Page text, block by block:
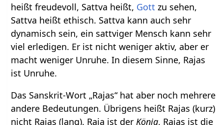
heißt freudevoll, Sattva heißt, Gott zu sehen,
Sattva heißt ethisch. Sattva kann auch sehr
dynamisch sein, ein sattviger Mensch kann sehr
viel erledigen. Er ist nicht weniger aktiv, aber er
macht weniger Unruhe. In diesem Sinne, Rajas
ist Unruhe.
Das Sanskrit-Wort „Rajas“ hat aber noch mehrere
andere Bedeutungen. Übrigens heißt Rajas (kurz)
nicht Rajas (lang). Raja ist derKönig, Rajas ist die